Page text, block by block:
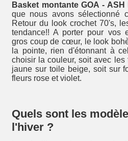
Basket montante GOA - ASH
que nous avons sélectionné
Retour du look crochet 70's,
tendance!! A porter pour vos
gros coup de cœur, le look
la pointe, rien d'étonnant à
choisir la couleur, soit avec les
jaune sur toile beige, soit sur
fleurs rose et violet.
Quels sont les
l'hiver ?